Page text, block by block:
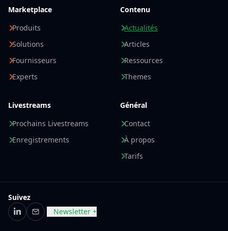
Marketplace
Produits
Solutions
Fournisseurs
Experts
Contenu
Actualités
Articles
Ressources
Themes
Livestreams
Prochains Livestreams
Enregistrements
Général
Contact
À propos
Tarifs
Suivez
LinkedIn
E-mailNewsletter +